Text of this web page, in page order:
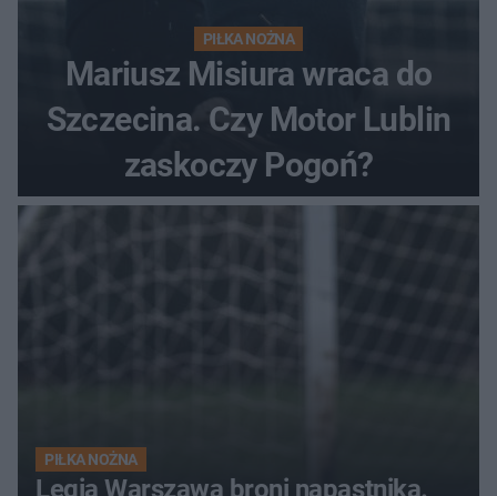
PIŁKA NOŻNA
Mariusz Misiura wraca do
Szczecina. Czy Motor Lublin
zaskoczy Pogoń?
PIŁKA NOŻNA
Legia Warszawa broni napastnika.